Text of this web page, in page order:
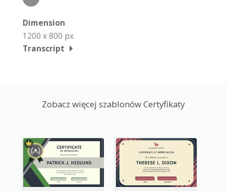
Dimension
1200 x 800 px
Transcript
Zobacz więcej szablonów Certyfikaty